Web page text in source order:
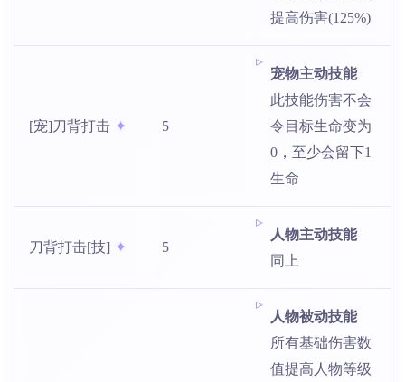
提高伤害(125%)
[宠]刀背打击 5
宠物主动技能
此技能伤害不会
令目标生命变为
0，至少会留下1
生命
刀背打击[技] 5
人物主动技能
同上
人物被动技能
所有基础伤害数
值提高人物等级